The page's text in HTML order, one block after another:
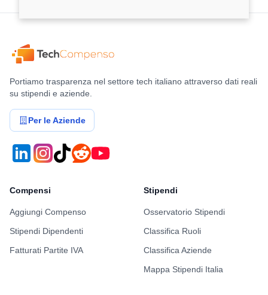
Portiamo trasparenza nel settore tech italiano attraverso dati reali
su stipendi e aziende.
Per le Aziende
Compensi
Aggiungi Compenso
Stipendi Dipendenti
Fatturati Partite IVA
Stipendi
Osservatorio Stipendi
Classifica Ruoli
Classifica Aziende
Mappa Stipendi Italia